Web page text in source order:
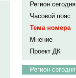
Регион сегодня
Часовой пояс
Тема номера
Мнение
Проект ДК
Регион сегодня